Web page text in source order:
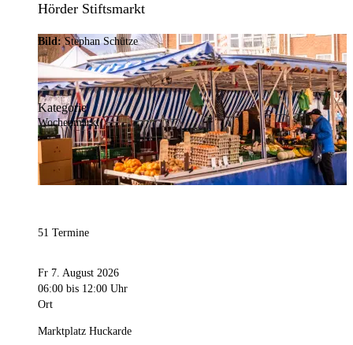
Hörder Stiftsmarkt
Bild:Stephan Schütze
Kategorie
Wochenmarkt
51 Termine
Fr 7. August 2026
06:00 bis 12:00 Uhr
Ort
Marktplatz Huckarde